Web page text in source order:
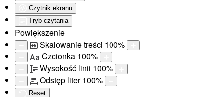
Czytnik ekranu
Tryb czytania
Powiększenie
Skalowanie treści 100%
Aa Czcionka 100%
Wysokość linii 100%
Odstęp liter100%
Reset